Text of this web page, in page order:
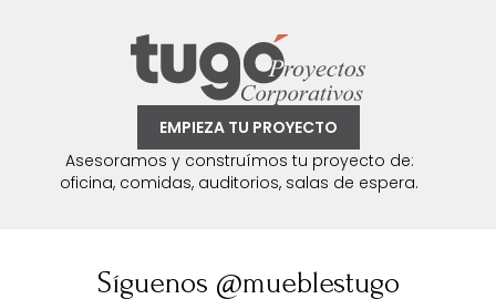
EMPIEZA TU PROYECTO
Asesoramos y construímos tu proyecto de:
oficina, comidas, auditorios, salas de espera.
Síguenos @mueblestugo